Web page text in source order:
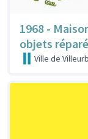
1968 -
objets
Ville de